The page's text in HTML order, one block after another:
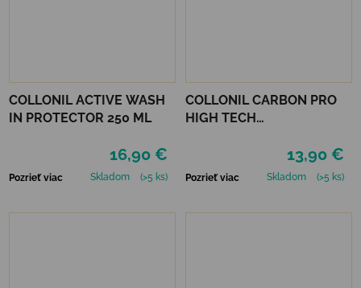
COLLONIL ACTIVE WASH
IN PROTECTOR 250 ML
16,90 €
Pozrieť viac Skladom (>5 ks)
COLLONIL CARBON PRO
HIGH TECH
13,90 €
Pozrieť viac Skladom (>5 ks)